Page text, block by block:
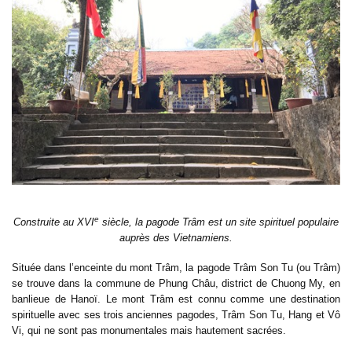
Construite au XVIe siècle, la pagode Trâm est un site spirituel populaire
auprès des Vietnamiens.
Située dans l’enceinte du mont Trâm, la pagode Trâm Son Tu (ou Trâm)
se trouve dans la commune de Phung Châu, district de Chuong My, en
banlieue de Hanoï. Le mont Trâm est connu comme une destination
spirituelle avec ses trois anciennes pagodes, Trâm Son Tu, Hang et Vô
Vi, qui ne sont pas monumentales mais hautement sacrées.